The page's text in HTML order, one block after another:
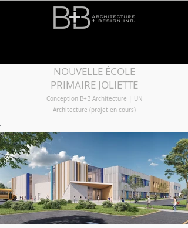
NOUVELLE ÉCOLE
PRIMAIRE JOLIETTE
Conception B+B Architecture | UN
Architecture (projet en cours)